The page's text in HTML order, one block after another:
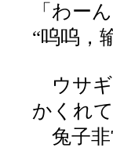
「わー
“呜呜，
ウサギ
かくれ
兔子非